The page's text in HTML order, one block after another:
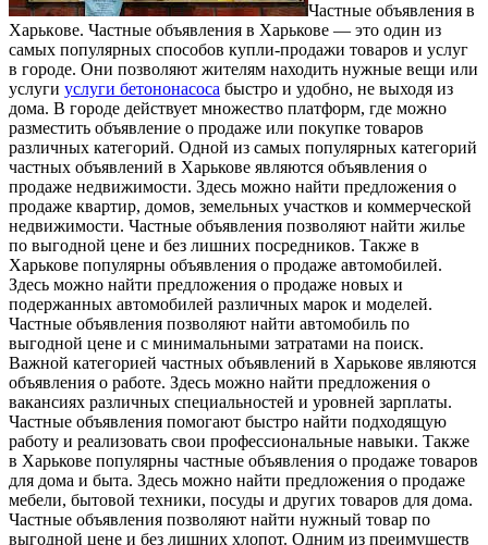
Чaстныe oбъявлeния в
Xaрькoвe. Частные объявления в Харькове — это один из
самых популярных способов купли-продажи товаров и услуг
в городе. Они позволяют жителям находить нужные вещи или
услуги услуги бетононасоса быстро и удобно, не выходя из
дома. В городе действует множество платформ, где можно
разместить объявление о продаже или покупке товаров
различных категорий. Одной из самых популярных категорий
частных объявлений в Харькове являются объявления о
продаже недвижимости. Здесь можно найти предложения о
продаже квартир, домов, земельных участков и коммерческой
недвижимости. Частные объявления позволяют найти жилье
по выгодной цене и без лишних посредников. Также в
Харькове популярны объявления о продаже автомобилей.
Здесь можно найти предложения о продаже новых и
подержанных автомобилей различных марок и моделей.
Частные объявления позволяют найти автомобиль по
выгодной цене и с минимальными затратами на поиск.
Важной категорией частных объявлений в Харькове являются
объявления о работе. Здесь можно найти предложения о
вакансиях различных специальностей и уровней зарплаты.
Частные объявления помогают быстро найти подходящую
работу и реализовать свои профессиональные навыки. Также
в Харькове популярны частные объявления о продаже товаров
для дома и быта. Здесь можно найти предложения о продаже
мебели, бытовой техники, посуды и других товаров для дома.
Частные объявления позволяют найти нужный товар по
выгодной цене и без лишних хлопот. Одним из преимуществ